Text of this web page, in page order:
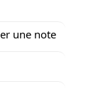
une note